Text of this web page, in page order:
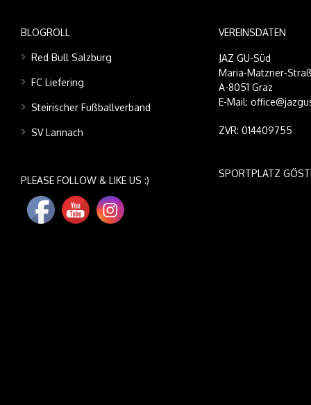
BLOGROLL
Red Bull Salzburg
FC Liefering
Steirischer Fußballverband
SV Lannach
PLEASE FOLLOW & LIKE US :)
VEREINSDATEN
JAZ GU-Süd
Maria-Matzner-
A-8051 Graz
E-Mail:
ZVR: 014409755
SPORTPLATZ